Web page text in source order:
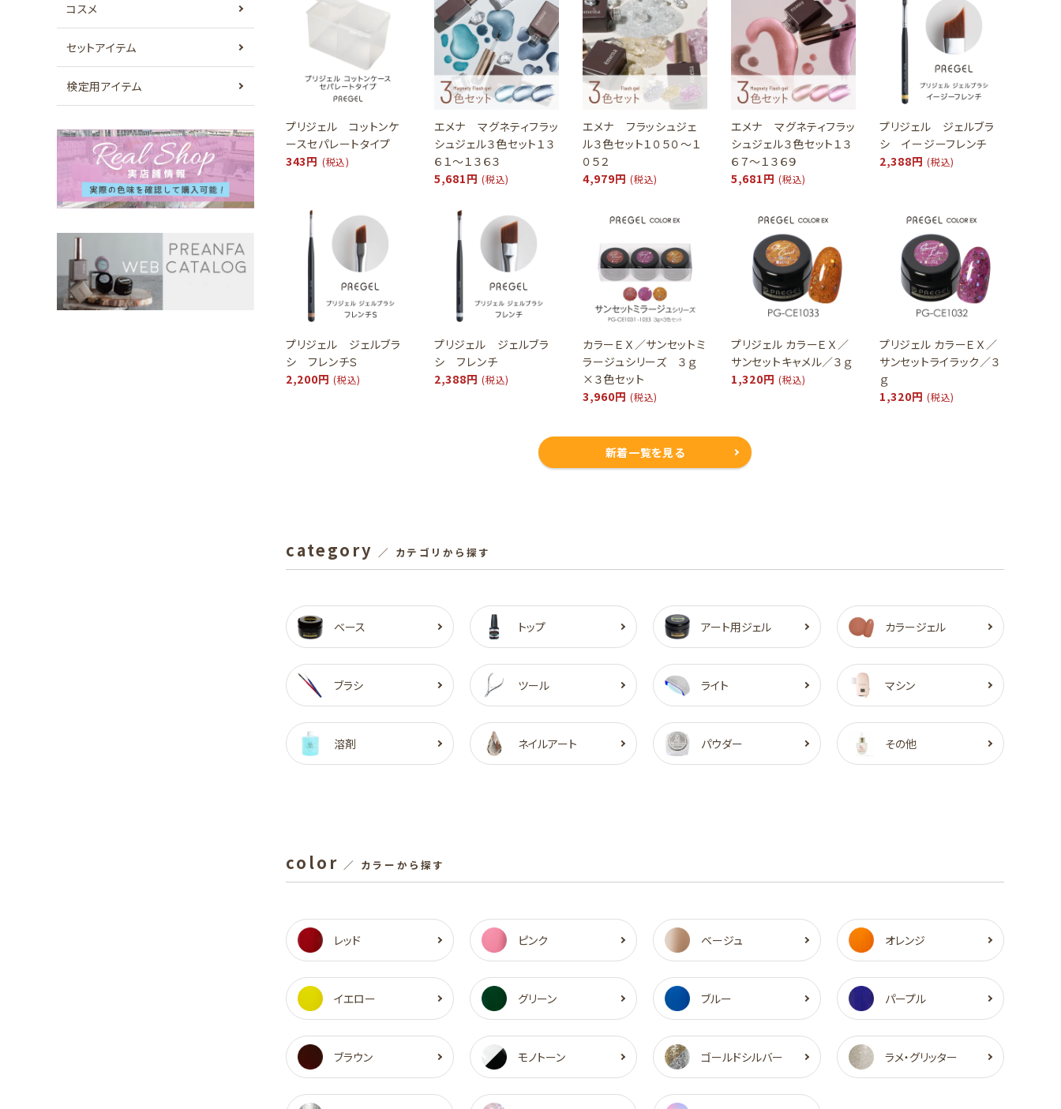
コスメ
セットアイテム
検定用アイテム
プリジェル コットンケ
ースセパレートタイプ
343円 (税込)
エメナ マグネティフラッ
シュジェル３色セット１３
６１～１３６３
5,681円 (税込)
エメナ フラッシュジェ
ル３色セット１０５０～１
０５２
4,979円 (税込)
エメナ マグネティフラッ
シュジェル３色セット１３
６７～１３６９
5,681円 (税込)
プリジェル ジェルブラ
シ イージーフレンチ
2,388円 (税込)
プリジェル ジェルブラ
シ フレンチＳ
2,200円 (税込)
プリジェル ジェルブラ
シ フレンチ
2,388円 (税込)
カラーＥＸ／サンセットミ
ラージュシリーズ ３ｇ
×３色セット
3,960円 (税込)
プリジェル カラーＥＸ／
サンセットキャメル／３ｇ
1,320円 (税込)
プリジェル カラーＥＸ／
サンセットライラック／３
ｇ
1,320円 (税込)
新着一覧を見る
category ／ カテゴリから探す
ベース トップ アート用ジェル カラージェル
ブラシ ツール ライト マシン
溶剤 ネイルアート パウダー その他
color ／ カラーから探す
レッド ピンク ベージュ オレンジ
イエロー グリーン ブルー パープル
ブラウン モノトーン ゴールドシルバー ラメ・グリッター